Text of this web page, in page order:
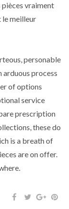
pièces vraiment
le meilleur
personable
arduous process
of options
service
prescription
these do
is a breath of
are on offer.